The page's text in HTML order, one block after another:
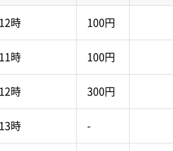
時 100円
時 100円
時 300円
時 -